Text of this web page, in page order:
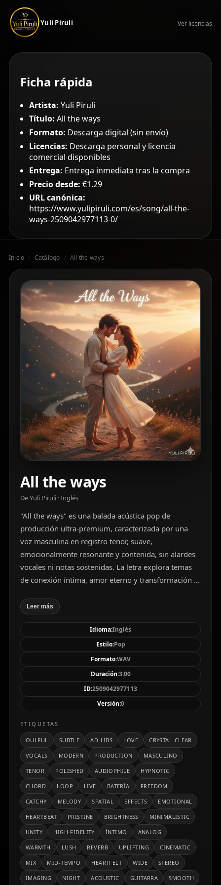
Yuli Piruli Ver licencias
Ficha rápida
Artista: Yuli Piruli
Título: All the ways
Formato: Descarga digital (sin envío)
Licencias: Descarga personal y licencia
comercial disponibles
Entrega: Entrega inmediata tras la compra
Precio desde: €1.29
URL canónica:
https://www.yulipiruli.com/es/song/all-the-
ways-2509042977113-0/
Inicio / Catálogo / All the ways
All the ways
De Yuli Piruli · Inglés
"All the ways" es una balada acústica pop de
producción ultra-premium, caracterizada por una
voz masculina en registro tenor, suave,
emocionalmente resonante y contenida, sin alardes
vocales ni notas sostenidas. La letra explora temas
de conexión íntima, amor eterno y transformación a
el fuego y el viento. La producción incorpora
y batería en vivo meticulosamente grabada,
logrando una atmósfera cinematográfica, envolvente
y luminosa. La mezcla cuida cada detalle con
precisión audiófila: imagen estéreo amplia,
reverberaciones ambientales sutiles y una
progresión armónica hipnótica. Ideal para
audiencias globales que buscan una experiencia
emocional refinada.
Leer más
Idioma:Inglés
Estilo:Pop
Formato:WAV
Duración:3:00
ID:2509042977113
Versión:0
ETIQUETAS
OULFUL SUBTLE AD-LIBS LOVE CRYSTAL-CLEAR
VOCALS MODERN PRODUCTION MASCULINO
TENOR POLISHED AUDIOPHILE HYPNOTIC
CHORD LOOP LIVE BATERÍA FREEDOM
CATCHY MELODY SPATIAL EFFECTS EMOTIONAL
HEARTBEAT PRISTINE BRIGHTNESS MINIMALISTIC
UNITY HIGH-FIDELITY ÍNTIMO ANALOG
WARMTH LUSH REVERB UPLIFTING CINEMATIC
MIX MID-TEMPO HEARTFELT WIDE STEREO
IMAGING NIGHT ACOUSTIC GUITARRA SMOOTH